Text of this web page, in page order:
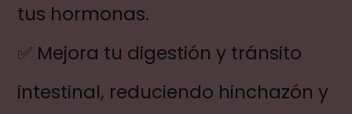
tus hormonas.
✅ Mejora tu digestión y tránsito
intestinal, reduciendo hinchazón y